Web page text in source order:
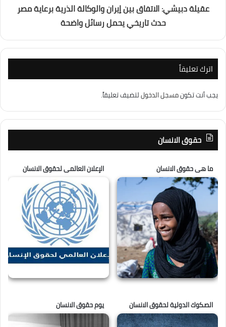
عقيلة دبيشي: الاتفاق بين إيران والوكالة الذرية برعاية مصر
حدث تاريخي يحمل رسائل واضحة
اترك تعليقاً
يجب أنت تكونمسجل الدخوللتضيف تعليقاً.
حقوق الانسان
ما هى حقوق الانسان الإعلان العالمى لحقوق الانسان
الصكوك الدولية لحقوق الانسان يوم حقوق الانسان